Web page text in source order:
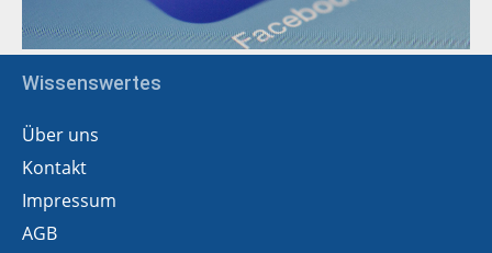
Wissenswertes
Über uns
Kontakt
Impressum
AGB